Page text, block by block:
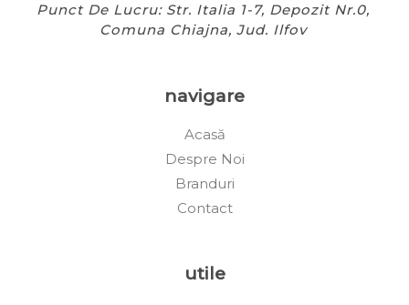
Punct De Lucru: Str. Italia 1-7, Depozit Nr.0,
Comuna Chiajna, Jud. Ilfov
navigare
Acasă
Despre Noi
Branduri
Contact
utile